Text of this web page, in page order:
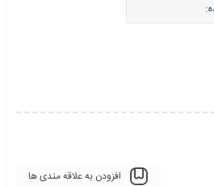
افزودن به علاقه مندی ها